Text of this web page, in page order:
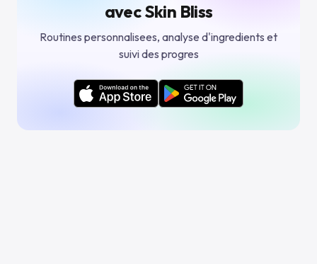
avec Skin Bliss
Routines personnalisees, analyse d'ingredients et
suivi des progres